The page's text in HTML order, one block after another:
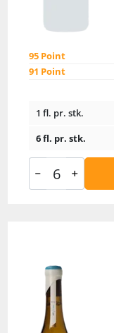
95 Point
91 Point
1 fl. pr. stk.
6 fl. pr. stk.